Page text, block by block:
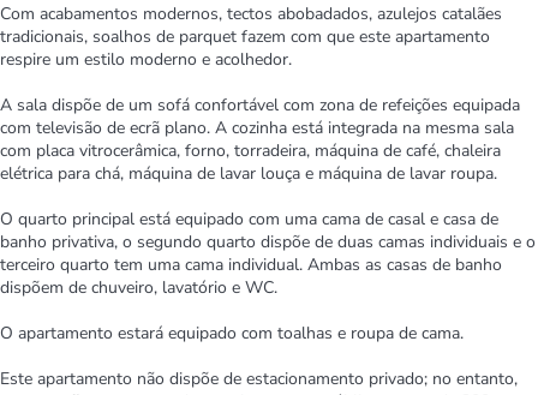
Com acabamentos modernos, tectos abobadados, azulejos catalães
tradicionais, soalhos de parquet fazem com que este apartamento
respire um estilo moderno e acolhedor.
A sala dispõe de um sofá confortável com zona de refeições equipada
com televisão de ecrã plano. A cozinha está integrada na mesma sala
com placa vitrocerâmica, forno, torradeira, máquina de café, chaleira
elétrica para chá, máquina de lavar louça e máquina de lavar roupa.
O quarto principal está equipado com uma cama de casal e casa de
banho privativa, o segundo quarto dispõe de duas camas individuais e o
terceiro quarto tem uma cama individual. Ambas as casas de banho
dispõem de chuveiro, lavatório e WC.
O apartamento estará equipado com toalhas e roupa de cama.
Este apartamento não dispõe de estacionamento privado; no entanto,